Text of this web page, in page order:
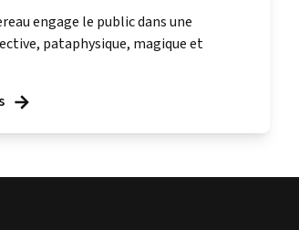
engage le public dans une
pataphysique, magique et